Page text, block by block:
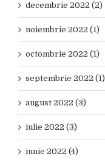
decembrie 2022 (2)
noiembrie 2022 (1)
octombrie 2022 (1)
septembrie 2022 (1)
august 2022 (3)
iulie 2022 (3)
iunie 2022 (4)